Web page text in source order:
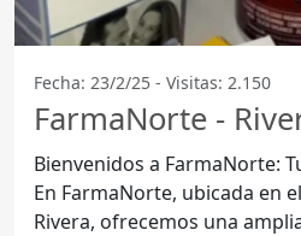
Fecha: 23/2/25 - Visitas: 2.150
FarmaNorte -
Bienvenidos a FarmaNorte:
En FarmaNorte, ubicada en
Rivera, ofrecemos una